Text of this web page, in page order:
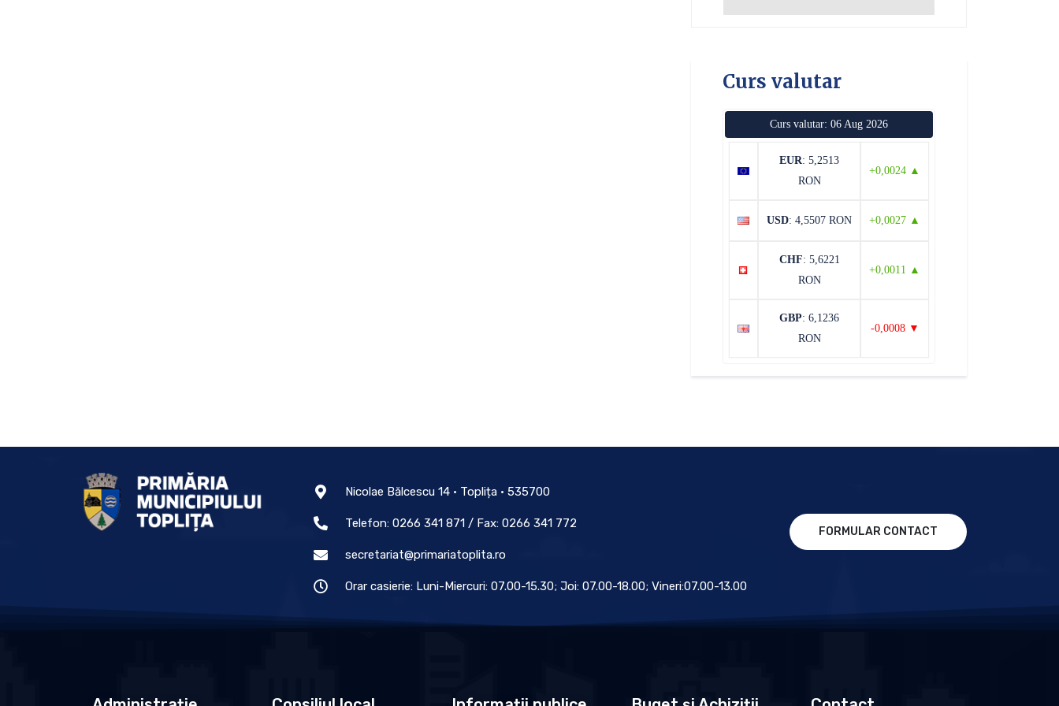
Curs valutar
Curs valutar: 06 Aug 2026
EUR: 5,2513
RON
+0,0024 ▲
USD: 4,5507 RON +0,0027 ▲
CHF: 5,6221
RON
+0,0011 ▲
GBP: 6,1236
RON
-0,0008 ▼
Nicolae Bălcescu 14 • Toplița • 535700
Telefon: 0266 341 871 / Fax: 0266 341 772
secretariat@primariatoplita.ro
Orar casierie: Luni-Miercuri: 07.00-15.30; Joi: 07.00-18.00; Vineri:07.00-13.00
FORMULAR CONTACT